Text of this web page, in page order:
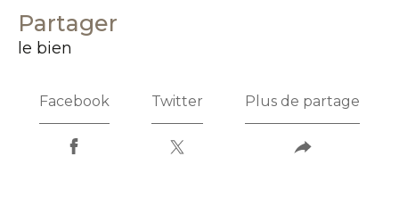
partager
le bien
Facebook Twitter Plus de partage